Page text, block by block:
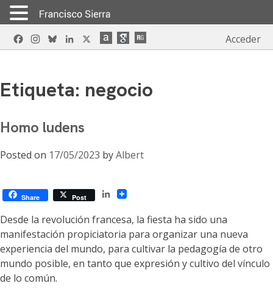
Skip
to
FacebookInstagram
BlueskyLinkedIn Acceder
Etiqueta: negocio
Homo ludens
Posted on 17/05/2023 byAlbert
Share Post
LinkedIn
Desde la revolución francesa, la fiesta ha sido una
manifestación propiciatoria para organizar una nueva
experiencia del mundo, para cultivar la pedagogía de otro
mundo posible, en tanto que expresión y cultivo del vínculo
de lo común.